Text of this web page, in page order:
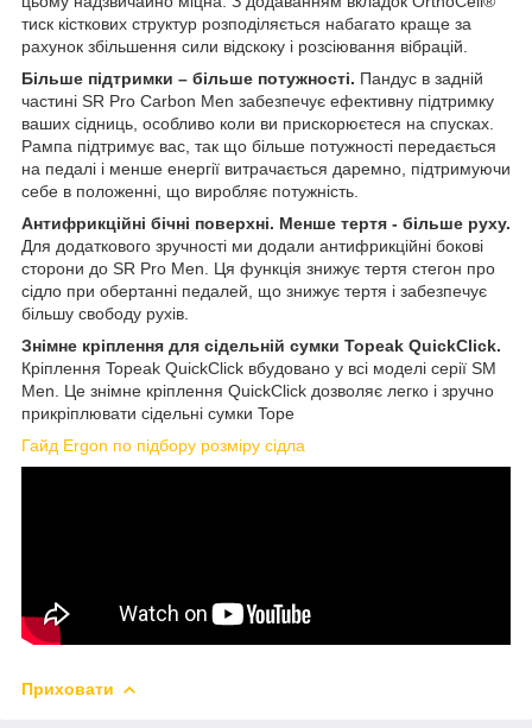
тиск кісткових структур розподіляється набагато краще за
рахунок збільшення сили відскоку і розсіювання вібрацій.
Більше підтримки – більше потужності. Пандус в задній
частині SR Pro Carbon Men забезпечує ефективну підтримку
ваших сідниць, особливо коли ви прискорюєтеся на спусках.
Рампа підтримує вас, так що більше потужності передається
на педалі і менше енергії витрачається даремно, підтримуючи
себе в положенні, що виробляє потужність.
Антифрикційні бічні поверхні. Менше тертя - більше руху.
Для додаткового зручності ми додали антифрикційні бокові
сторони до SR Pro Men. Ця функція знижує тертя стегон про
сідло при обертанні педалей, що знижує тертя і забезпечує
більшу свободу рухів.
Знімне кріплення для сідельній сумки Topeak QuickClick.
Кріплення Topeak QuickClick вбудовано у всі моделі серії SM
Men. Це знімне кріплення QuickClick дозволяє легко і зручно
прикріплювати сідельні сумки Tope
Гайд Ergon по підбору розміру сідла
Приховати